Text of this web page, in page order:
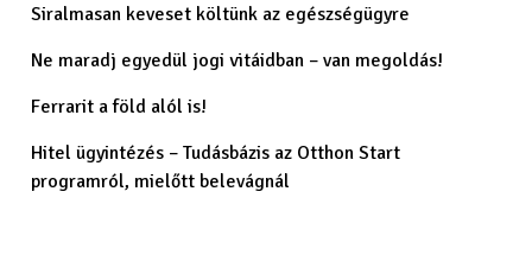
Siralmasan keveset költünk az egészségügyre
Ne maradj egyedül jogi vitáidban – van megoldás!
Ferrarit a föld alól is!
Hitel ügyintézés – Tudásbázis az Otthon Start
programról, mielőtt belevágnál